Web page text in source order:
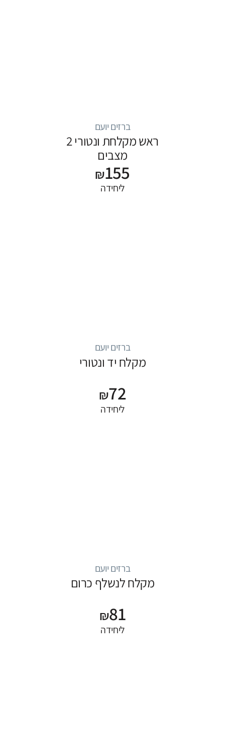
ברזים יועם
ראש מקלחת ונטורי 2
מצבים
₪155
ליחידה
ברזים יועם
מקלח יד ונטורי
₪72
ליחידה
ברזים יועם
מקלח לנשלף כרום
₪81
ליחידה